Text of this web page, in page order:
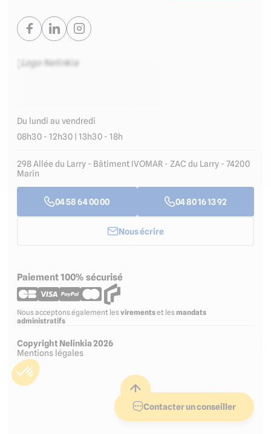
Contacter un conseiller
Du lundi au vendredi
08h30 - 12h30 | 13h30 - 18h
298 Allée du Larry - Bâtiment IVOMAR - ZAC du Larry - 74200
Marin
04 58 64 00 00 04 80 16 13 92
Nous écrire
Paiement 100% sécurisé
Nous acceptons également lesvirementset les mandats
administratifs
Copyright Nelinkia 2026
Mentions légales